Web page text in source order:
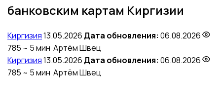
банковским картам Киргизии
Киргизия13.05.2026 Дата обновления: 06.08.2026
785 ~ 5 мин Артём Швец
Киргизия13.05.2026 Дата обновления: 06.08.2026
785 ~ 5 мин Артём Швец